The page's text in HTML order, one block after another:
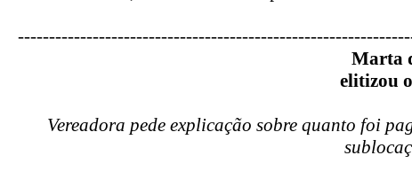
------------------------------------------------------------
Marta
elitizou
Vereadora pede explicação sobre quanto foi